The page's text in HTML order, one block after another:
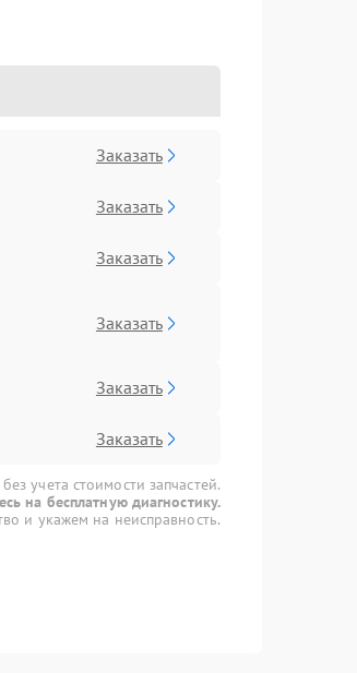
Заказать
Заказать
Заказать
Заказать
Заказать
Заказать
учета стоимости запчастей.
на бесплатную диагностику.
и укажем на неисправность.